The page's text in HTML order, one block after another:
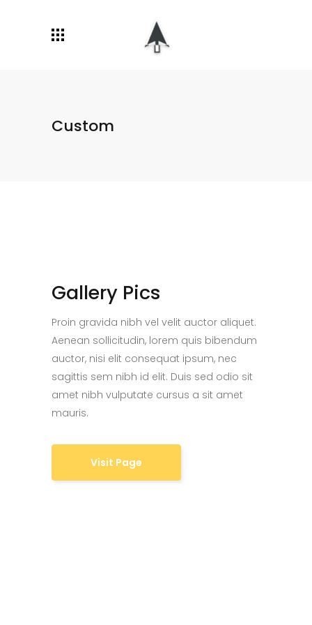
Custom
Gallery Pics
Proin gravida nibh vel velit auctor aliquet.
Aenean sollicitudin, lorem quis bibendum
auctor, nisi elit consequat ipsum, nec
sagittis sem nibh id elit. Duis sed odio sit
amet nibh vulputate cursus a sit amet
mauris.
Visit Page